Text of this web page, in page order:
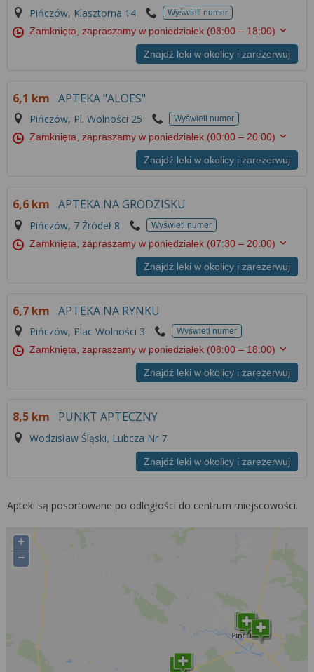
Pińczów, Klasztorna 14 Wyświetl numer
Zamknięta, zapraszamy w poniedziałek (08:00 – 18:00)
Znajdź leki w okolicy i zarezerwuj
6,1 km APTEKA "ALOES"
Pińczów, Pl. Wolności 25 Wyświetl numer
Zamknięta, zapraszamy w poniedziałek (00:00 – 20:00)
Znajdź leki w okolicy i zarezerwuj
6,6 km APTEKA NA GRODZISKU
Pińczów, 7 Źródeł 8 Wyświetl numer
Zamknięta, zapraszamy w poniedziałek (07:30 – 20:00)
Znajdź leki w okolicy i zarezerwuj
6,7 km APTEKA NA RYNKU
Pińczów, Plac Wolności 3 Wyświetl numer
Zamknięta, zapraszamy w poniedziałek (08:00 – 18:00)
Znajdź leki w okolicy i zarezerwuj
8,5 km PUNKT APTECZNY
Wodzisław Śląski, Lubcza Nr 7
Znajdź leki w okolicy i zarezerwuj
Apteki są posortowane po odległości do centrum miejscowości.
+
−